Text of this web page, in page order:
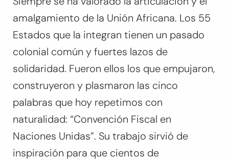
amalgamiento de la Unión Africana. Los 55
Estados que la integran tienen un pasado
colonial común y fuertes lazos de
solidaridad. Fueron ellos los que empujaron,
construyeron y plasmaron las cinco
palabras que hoy repetimos con
naturalidad: “Convención Fiscal en
Naciones Unidas”. Su trabajo sirvió de
inspiración para que cientos de